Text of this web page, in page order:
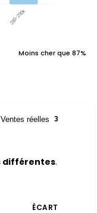
280-290k
Moins cher que 87%
Ventes réelles 3
différentes.
ÉCART